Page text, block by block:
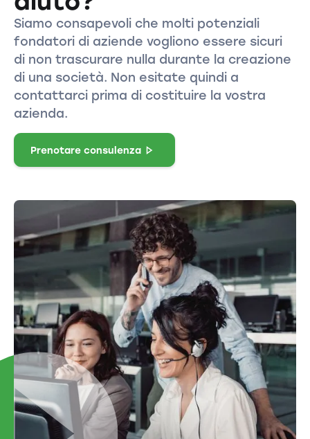
Siamo consapevoli che molti potenziali
fondatori di aziende vogliono essere sicuri
di non trascurare nulla durante la creazione
di una società. Non esitate quindi a
contattarci prima di costituire la vostra
azienda.
Prenotare consulenza